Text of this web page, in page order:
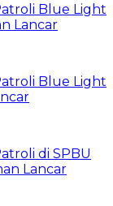
Blue Light
Lancar
Blue Light
di SPBU
Lancar